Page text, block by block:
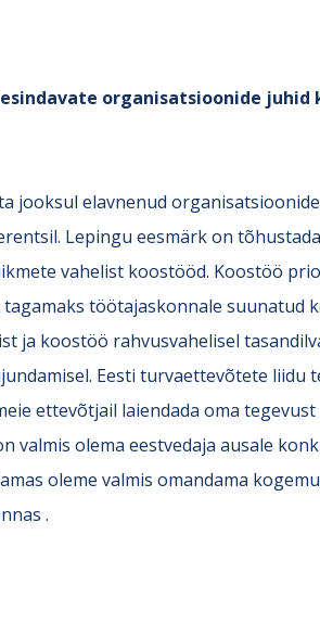
organisatsioonide juhid
jooksul elavnenud
Lepingu eesmärk on
vahelist koostööd. Koostöö
töötajaskonnale suunatud
ja koostöö rahvusvahelisel
Eesti turvaettevõtete liidu
ettevõtjail laiendada oma
valmis olema eestvedaja ausale
oleme valmis omandama
.